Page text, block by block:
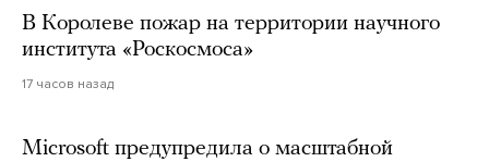
В Королеве пожар на территории научного
института «Роскосмоса»
17 часов назад
Microsoft предупредила о масштабной